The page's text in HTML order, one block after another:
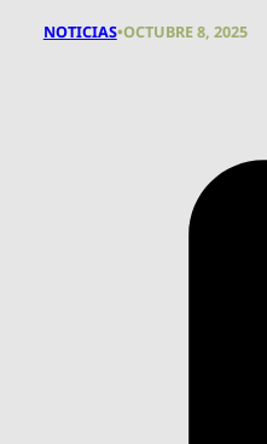
NOTICIAS•OCTUBRE 8, 2025